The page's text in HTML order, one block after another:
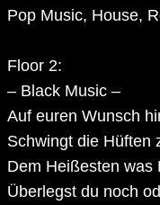
Pop Music, House,
Floor 2:
– Black Music –
Auf euren Wunsch
Schwingt die Hüften
Dem Heißesten was
Überlegst du noch